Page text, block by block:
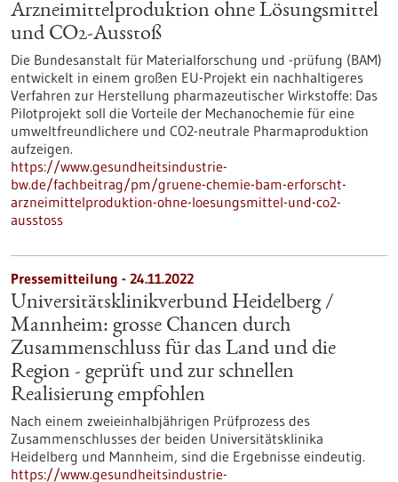
Arzneimittelproduktion ohne Lösungsmittel
und CO2-Ausstoß
Die Bundesanstalt für Materialforschung und -prüfung (BAM)
entwickelt in einem großen EU-Projekt ein nachhaltigeres
Verfahren zur Herstellung pharmazeutischer Wirkstoffe: Das
Pilotprojekt soll die Vorteile der Mechanochemie für eine
umweltfreundlichere und CO2-neutrale Pharmaproduktion
aufzeigen.
https://www.gesundheitsindustrie-
bw.de/fachbeitrag/pm/gruene-chemie-bam-erforscht-
arzneimittelproduktion-ohne-loesungsmittel-und-co2-
ausstoss
Pressemitteilung - 24.11.2022
Universitätsklinikverbund Heidelberg /
Mannheim: grosse Chancen durch
Zusammenschluss für das Land und die
Region - geprüft und zur schnellen
Realisierung empfohlen
Nach einem zweieinhalbjährigen Prüfprozess des
Zusammenschlusses der beiden Universitätsklinika
Heidelberg und Mannheim, sind die Ergebnisse eindeutig.
https://www.gesundheitsindustrie-